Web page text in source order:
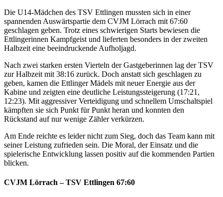
Die U14-Mädchen des TSV Ettlingen mussten sich in einer
spannenden Auswärtspartie dem CVJM Lörrach mit 67:60
geschlagen geben. Trotz eines schwierigen Starts bewiesen die
Ettlingerinnen Kampfgeist und lieferten besonders in der zweiten
Halbzeit eine beeindruckende Aufholjagd.
Nach zwei starken ersten Vierteln der Gastgeberinnen lag der TSV
zur Halbzeit mit 38:16 zurück. Doch anstatt sich geschlagen zu
geben, kamen die Ettlinger Mädels mit neuer Energie aus der
Kabine und zeigten eine deutliche Leistungssteigerung (17:21,
12:23). Mit aggressiver Verteidigung und schnellem Umschaltspiel
kämpften sie sich Punkt für Punkt heran und konnten den
Rückstand auf nur wenige Zähler verkürzen.
Am Ende reichte es leider nicht zum Sieg, doch das Team kann mit
seiner Leistung zufrieden sein. Die Moral, der Einsatz und die
spielerische Entwicklung lassen positiv auf die kommenden Partien
blicken.
CVJM Lörrach – TSV Ettlingen 67:60